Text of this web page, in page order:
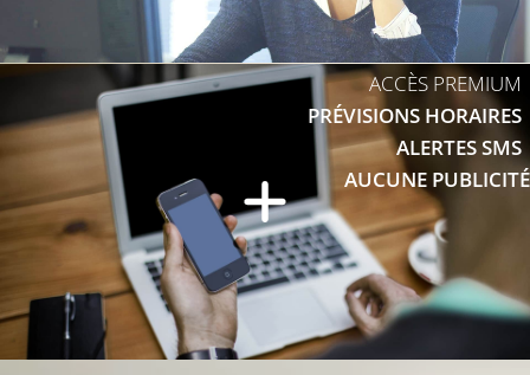
ACCÈS PREMIUM
PRÉVISIONS HORAIRES
ALERTES SMS
AUCUNE PUBLICITÉ